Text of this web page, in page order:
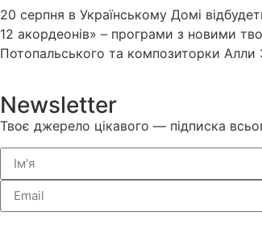
20 серпня в Українському Домі
12 акордеонів» – програми з новими
Потопальського та композиторки Алли
Newsletter
Твоє джерело цікавого — підписка